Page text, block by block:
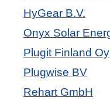
HyGear B.V.
Onyx Solar
Plugit Finland Oy
Plugwise BV
Rehart GmbH